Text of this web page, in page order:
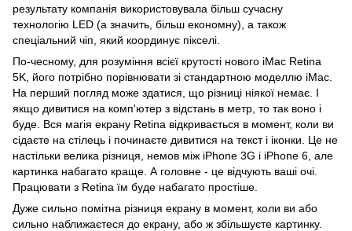
результату компанія використовувала більш сучасну
технологію LED (а значить, більш економну), а також
спеціальний чіп, який координує пікселі.
По-чесному, для розуміння всієї крутості нового iMac Retina
5K, його потрібно порівнювати зі стандартною моделлю iMac.
На перший погляд може здатися, що різниці ніякої немає. І
якщо дивитися на комп'ютер з відстань в метр, то так воно і
буде. Вся магія екрану Retina відкривається в момент, коли ви
сідаєте на стілець і починаєте дивитися на текст і іконки. Це не
настільки велика різниця, немов між iPhone 3G і iPhone 6, але
картинка набагато краще. А головне - це відчують ваші очі.
Працювати з Retina їм буде набагато простіше.
Дуже сильно помітна різниця екрану в момент, коли ви або
сильно наближаєтеся до екрану, або ж збільшуєте картинку.